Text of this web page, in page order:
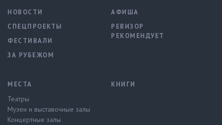
НОВОСТИ
СПЕЦПРОЕКТЫ
ФЕСТИВАЛИ
ЗА РУБЕЖОМ
АФИША
РЕВИЗОР
РЕКОМЕНДУЕТ
МЕСТА
Театры
Музеи и выставочные залы
Концертные залы
КНИГИ